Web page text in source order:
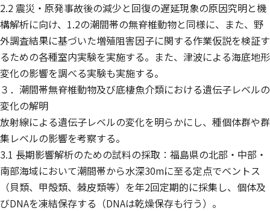
2.2 震災・原発事故後の減少と回復の遅延現象の原因究明と機
構解析に向け、1.2の潮間帯の無脊椎動物と同様に、また、野
外調査結果に基づいた増殖阻害因子に関する作業仮説を検証す
るための各種室内実験を実施する。また、津波による海底地形
変化の影響を調べる実験も実施する。
３．潮間帯無脊椎動物及び底棲魚介類における遺伝子レベルの
変化の解明
放射線による遺伝子レベルの変化を明らかにし、種個体群や群
集レベルの影響を考察する。
3.1 長期影響解析のための試料の採取：福島県の北部・中部・
南部海域において潮間帯から水深30mに至る定点でベントス
（貝類、甲殻類、棘皮類等）を年2回定期的に採集し、個体及
びDNAを凍結保存する（DNAは乾燥保存も行う）。